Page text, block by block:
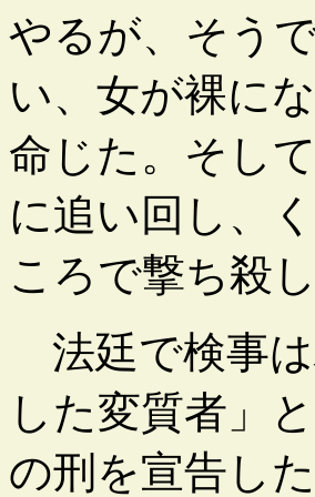
やるが、そう
い、女が裸に
命じた。そし
に追い回し、
ころで撃ち殺し
法廷で検事
した変質者」
の刑を宣告した